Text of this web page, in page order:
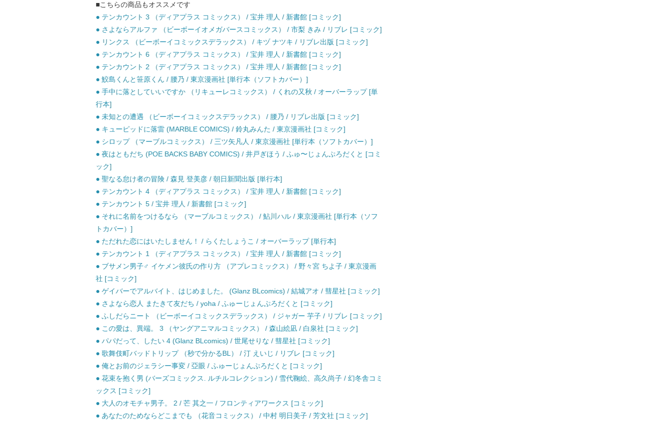
■こちらの商品もオススメです
● テンカウント 3 （ディアプラス コミックス） / 宝井 理人 / 新書館 [コミック]
● さよならアルファ （ビーボーイオメガバースコミックス） / 市梨 きみ / リブレ [コミック]
● リンクス （ビーボーイコミックスデラックス） / キヅ ナツキ / リブレ出版 [コミック]
● テンカウント 6 （ディアプラス コミックス） / 宝井 理人 / 新書館 [コミック]
● テンカウント 2 （ディアプラス コミックス） / 宝井 理人 / 新書館 [コミック]
● 鮫島くんと笹原くん / 腰乃 / 東京漫画社 [単行本（ソフトカバー）]
● 手中に落としていいですか （リキューレコミックス） / くれの又秋 / オーバーラップ [単
行本]
● 未知との遭遇 （ビーボーイコミックスデラックス） / 腰乃 / リブレ出版 [コミック]
● キューピッドに落雷 (MARBLE COMICS) / 鈴丸みんた / 東京漫画社 [コミック]
● シロップ （マーブルコミックス） / 三ツ矢凡人 / 東京漫画社 [単行本（ソフトカバー）]
● 夜はともだち (POE BACKS BABY COMICS) / 井戸ぎほう / ふゅ〜じょんぷろだくと [コミ
ック]
● 聖なる怠け者の冒険 / 森見 登美彦 / 朝日新聞出版 [単行本]
● テンカウント 4 （ディアプラス コミックス） / 宝井 理人 / 新書館 [コミック]
● テンカウント 5 / 宝井 理人 / 新書館 [コミック]
● それに名前をつけるなら （マーブルコミックス） / 鮎川ハル / 東京漫画社 [単行本（ソフ
トカバー）]
● ただれた恋にはいたしません！ / らくたしょうこ / オーバーラップ [単行本]
● テンカウント 1 （ディアプラス コミックス） / 宝井 理人 / 新書館 [コミック]
● ブサメン男子♂ イケメン彼氏の作り方 （アプレコミックス） / 野々宮 ちよ子 / 東京漫画
社 [コミック]
● ゲイバーでアルバイト、はじめました。 (Glanz BLcomics) / 結城アオ / 彗星社 [コミック]
● さよなら恋人 またきて友だち / yoha / ふゅーじょんぷろだくと [コミック]
● ふしだらニート （ビーボーイコミックスデラックス） / ジャガー 芋子 / リブレ [コミック]
● この愛は、異端。 3 （ヤングアニマルコミックス） / 森山絵凪 / 白泉社 [コミック]
● パパだって、したい 4 (Glanz BLcomics) / 世尾せりな / 彗星社 [コミック]
● 歌舞伎町バッドトリップ （秒で分かるBL） / 汀 えいじ / リブレ [コミック]
● 俺とお前のジェラシー事変 / 亞眼 / ふゅーじょんぷろだくと [コミック]
● 花束を抱く男 (バーズコミックス. ルチルコレクション) / 雪代鞠絵、高久尚子 / 幻冬舎コミ
ックス [コミック]
● 大人のオモチャ男子。 2 / 芒 其之一 / フロンティアワークス [コミック]
● あなたのためならどこまでも （花音コミックス） / 中村 明日美子 / 芳文社 [コミック]